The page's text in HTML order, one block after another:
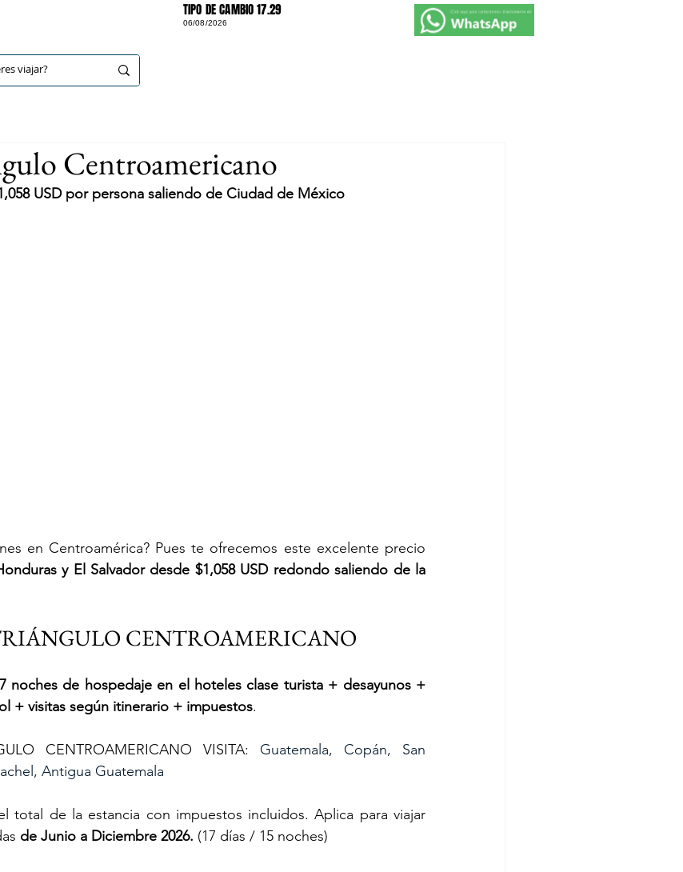
TIPO DE CAMBIO 17.29
06/08/2026
Centroamericano
USD por persona saliendo de Ciudad de México
en Centroamérica? Pues te ofrecemos este excelente precio
y El Salvador desde $1,058 USD redondo saliendo de la
CENTROAMERICANO
noches de hospedaje en el hoteles clase turista + desayunos +
+ visitas según itinerario + impuestos.
CENTROAMERICANO VISITA: Guatemala, Copán, San
Antigua Guatemala
total de la estancia con impuestos incluidos. Aplica para viajar
de Junio a Diciembre 2026. (17 días / 15 noches)